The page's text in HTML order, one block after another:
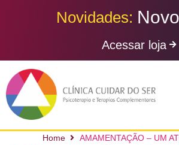
Novidades: Novo
Acessar loja
Home AMAMENTAÇÃO – UM